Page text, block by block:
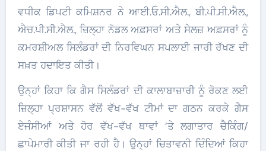
ਵਧੀਕ ਡਿਪਟੀ ਕਮਿਸ਼ਨਰ ਨੇ ਆਈ.ਓ.ਸੀ.ਐਲ., ਬੀ.ਪੀ.ਸੀ.ਐਲ.,
ਐਚ.ਪੀ.ਸੀ.ਐਲ., ਜ਼ਿਲ੍ਹਾ ਨੋਡਲ ਅਫ਼ਸਰਾਂ ਅਤੇ ਸੇਲਜ਼ ਅਫ਼ਸਰਾਂ ਨੂੰ
ਕਮਰਸ਼ੀਅਲ ਸਿਲੰਡਰਾਂ ਦੀ ਨਿਰਵਿਘਨ ਸਪਲਾਈ ਜਾਰੀ ਰੱਖਣ ਦੀ
ਸਖ਼ਤ ਹਦਾਇਤ ਕੀਤੀ।
ਉਨ੍ਹਾਂ ਕਿਹਾ ਕਿ ਗੈਸ ਸਿਲੰਡਰਾਂ ਦੀ ਕਾਲਾਬਾਜ਼ਾਰੀ ਨੂੰ ਰੋਕਣ ਲਈ
ਜ਼ਿਲ੍ਹਾ ਪ੍ਰਸ਼ਾਸਨ ਵੱਲੋਂ ਵੱਖ-ਵੱਖ ਟੀਮਾਂ ਦਾ ਗਠਨ ਕਰਕੇ ਗੈਸ
ਏਜੰਸੀਆਂ ਅਤੇ ਹੋਰ ਵੱਖ-ਵੱਖ ਥਾਵਾਂ ’ਤੇ ਲਗਾਤਾਰ ਚੈਕਿੰਗ/
ਛਾਪੇਮਾਰੀ ਕੀਤੀ ਜਾ ਰਹੀ ਹੈ। ਉਨ੍ਹਾਂ ਚਿਤਾਵਨੀ ਦਿੰਦਿਆਂ ਕਿਹਾ